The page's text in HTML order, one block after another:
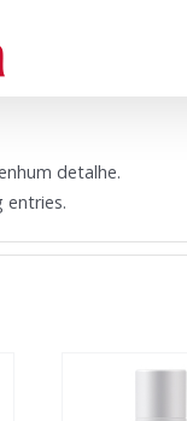
detalhe.
entries.